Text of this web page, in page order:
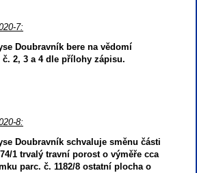
7:
Doubravník bere na vědomí
2, 3 a 4 dle přílohy zápisu.
8:
Doubravník schvaluje směnu části
1 trvalý travní porost o výměře cca
parc. č. 1182/8 ostatní plocha o